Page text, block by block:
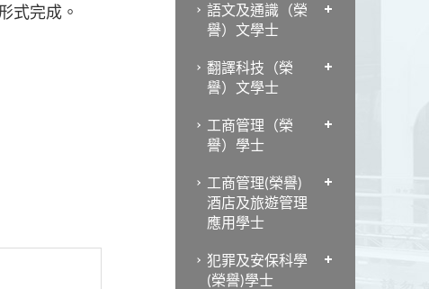
式完成。
語文及通識（榮
譽）文學士
翻譯科技（榮
譽）文學士
工商管理（榮
譽）學士
工商管理(榮譽)
酒店及旅遊管理
應用學士
犯罪及安保科學
(榮譽)學士